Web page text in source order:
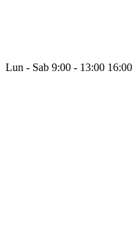
Lun - Sab 9:00 - 13:00 16:00